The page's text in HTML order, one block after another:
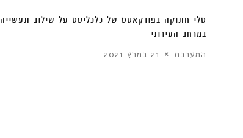
טלי חתוקה בפודקאסט של כלכליסט על שילוב תעשייה
במרחב העירוני
המערכת 21 במרץ 2021